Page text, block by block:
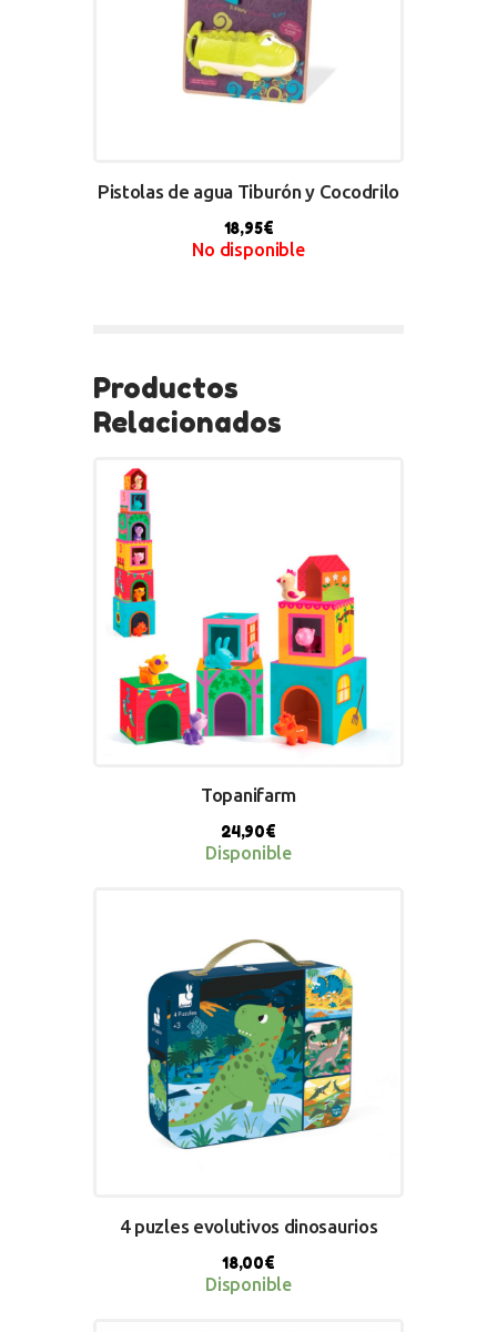
Pistolas de agua Tiburón y Cocodrilo
18,95€
No disponible
Productos
Relacionados
Topanifarm
24,90€
Disponible
4 puzles evolutivos dinosaurios
18,00€
Disponible